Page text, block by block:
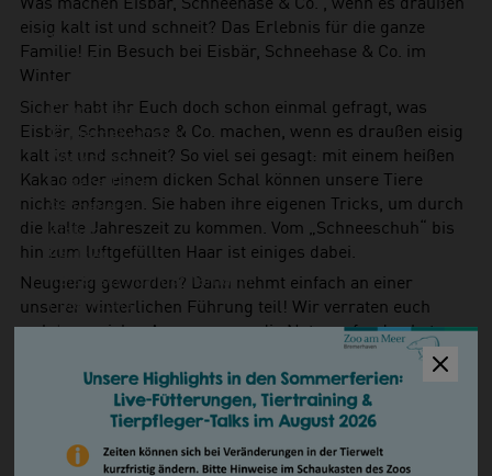
Erlebnisangebote
Aktionstage
Exit-Game
Familienwochenende
Führungen
Kindergeburtstage
Workshops
Unsere Tiere
Säugetiere
Eisbär
Faultier
Kaiserschnurrbarttamarin
Polarfuchs
Puma
Schimpanse
Schneehase
Seehund
Sibirische Eichhörnchen
eisig kalt ist und schneit? Das Erlebnis für die ganze
Familie! Ein Besuch bei Eisbär, Schneehase & Co. im
Winter
Sicher habt ihr Euch doch schon einmal gefragt, was
Eisbär, Schneehase & Co. machen, wenn es draußen eisig
kalt ist und schneit? So viel sei gesagt: mit einem heißen
Kakao oder einem dicken Schal können unsere Tiere
nichts anfangen. Sie haben ihre eigenen Tricks, um durch
die kalte Jahreszeit zu kommen. Vom „Schneeschuh“ bis
hin zum luftgefüllten Haar ist einiges dabei.
Neugierig geworden? Dann nehmt einfach an einer
unserer winterlichen Führung teil! Wir verraten euch
welche genialen Anpassungen die Natur erfunden hat.
5,- Euro (zuzüglich Eintrittspreis) Das Entgelt für
die Führung sowie der Eintrittspreis sind an dem Tag
direkt an der Kasse zu zahlen. Die Teilnehmerzahl ist
begrenzt. Die Anmeldung erfolgt unterwww.zoo-am-
meer-bremerhaven.de/veranstaltungen